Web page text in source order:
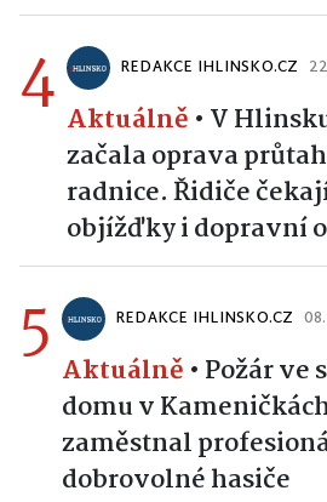
4 REDAKCE IHLINSKO.CZ
Aktuálně • V
začala oprava
radnice. Řidiče
objížďky i dopravní
5 REDAKCE IHLINSKO.CZ
Aktuálně • Požár ve
domu v
zaměstnal
dobrovolné hasiče